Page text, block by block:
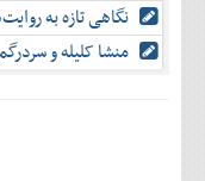
نگاهی تازه به
منشا کلیله و